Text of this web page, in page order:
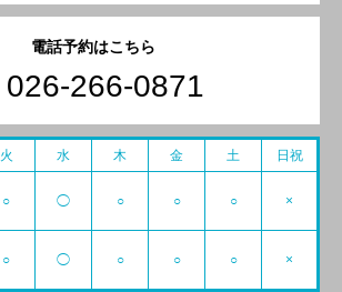
電話予約はこちら
026-266-0871
火 水 木 金 土 日祝
○ ◯ ○ ○ ○ ×
○ ◯ ○ ○ ○ ×